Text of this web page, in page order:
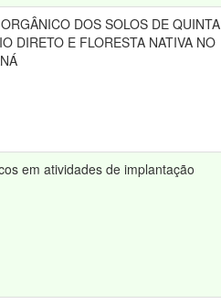
DOS SOLOS DE
DIRETO E FLORESTA NATIVA NO
em atividades de implantação